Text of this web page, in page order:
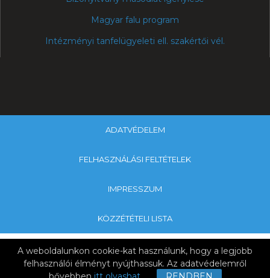
A weboldalunkon cookie-kat használunk, hogy a legjobb
felhasználói élményt nyújthassuk. Az adatvédelemről
Magyar falu program
Intézményi tanfelügyeleti ell. szakértői vél.
ADATVÉDELEM
FELHASZNÁLÁSI FELTÉTELEK
IMPRESSZUM
KÖZZÉTÉTELI LISTA
Copyright © 2019 Galamboki Általános Iskola & Nagykanizsa
Tankerületi Központ